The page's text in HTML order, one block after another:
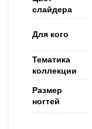
слайдера
Для кого
Тематика
коллекции
Размер
ногтей